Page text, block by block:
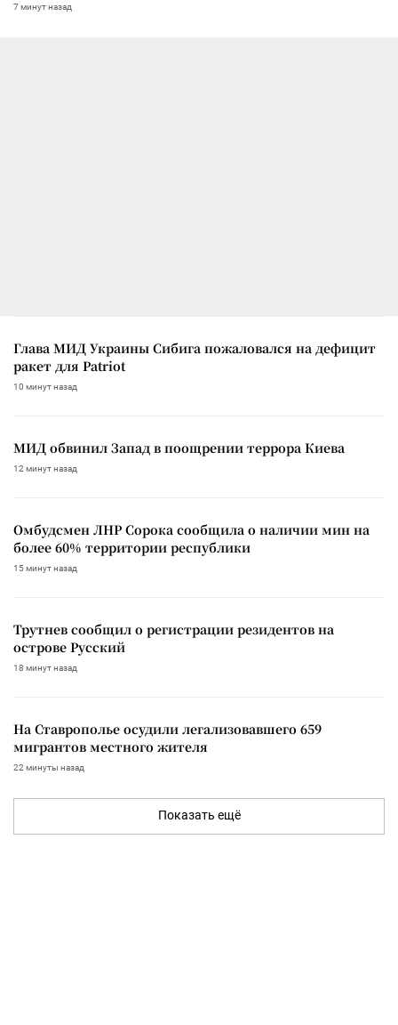
7 минут назад
Глава МИД Украины Сибига пожаловался на дефицит
ракет для Patriot
10 минут назад
МИД обвинил Запад в поощрении террора Киева
12 минут назад
Омбудсмен ЛНР Сорока сообщила о наличии мин на
более 60% территории республики
15 минут назад
Трутнев сообщил о регистрации резидентов на
острове Русский
18 минут назад
На Ставрополье осудили легализовавшего 659
мигрантов местного жителя
22 минуты назад
Показать ещё